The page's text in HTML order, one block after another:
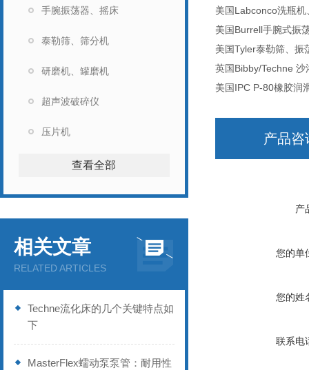
手腕振荡器、摇床
泰勒筛、筛分机
研磨机、罐磨机
超声波破碎仪
压片机
查看全部
相关文章
RELATED ARTICLES
Techne流化床的几个关键特点如
下
MasterFlex蠕动泵泵管：耐用性
美国Labconco洗瓶
美国Burrell手腕式振
美国Tyler泰勒筛、振
英国Bibby/Techne 沙
美国IPC P-80橡胶润
产品咨
产
您的单
您的姓
联系电